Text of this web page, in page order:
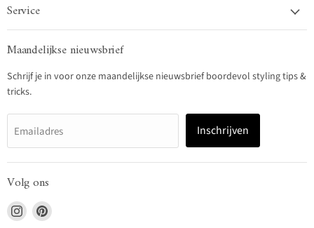
Service
Maandelijkse nieuwsbrief
Schrijf je in voor onze maandelijkse nieuwsbrief boordevol styling tips &
tricks.
Emailadres Inschrijven
Volg ons
Vind
ons
Vind